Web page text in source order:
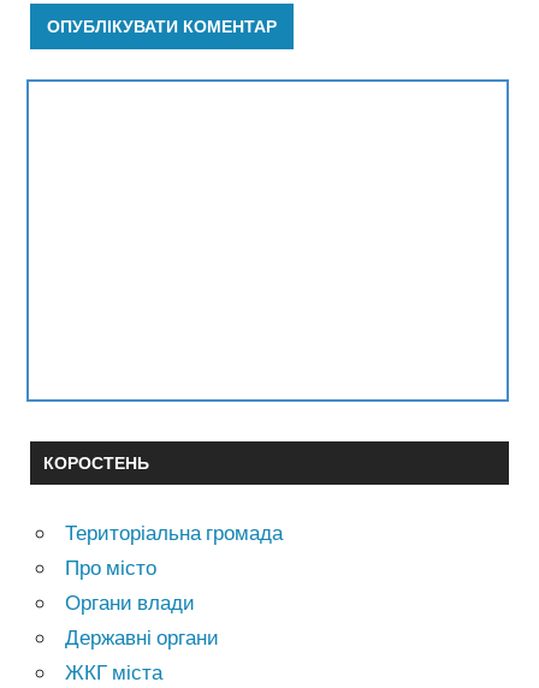
КОРОСТЕНЬ
Територіальна громада
Про місто
Органи влади
Державні органи
ЖКГ міста